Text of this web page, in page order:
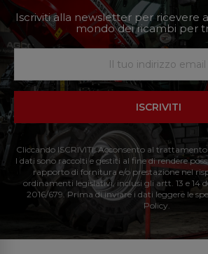
Iscriviti alla newsletter per ricevere
mondo dei ricambi per
ISCRIVITI
Cliccando ISCRIVITI: Acconsento al
I dati sono raccolti e gestiti al fine di rendere
rapporto di fornitura e/o prestazione nel
ordinamenti legislativi, inclusi gli artt. 13 e 14
2016/679. Prima di inviare i dati leggere le
Policy.